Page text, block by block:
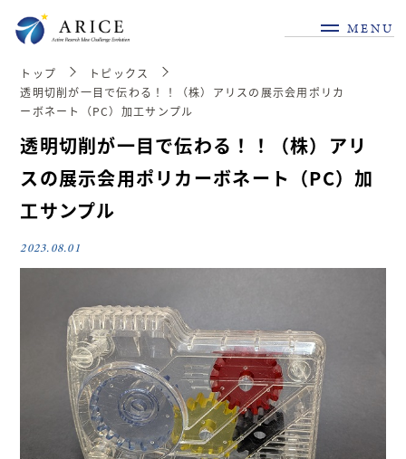
MENU
トップ
トピックス
透明切削が一目で伝わる！！（株）アリスの展示会用ポリカ
ーボネート（PC）加工サンプル
透明切削が一目で伝わる！！（株）アリ
スの展示会用ポリカーボネート（PC）加
工サンプル
2023.08.01